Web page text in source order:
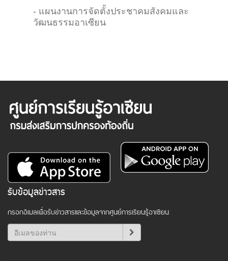
- แผนงานการจัดตั้งประชาคมสังคมและ
วัฒนธรรมอาเซียน
รับข้อมูลข่าวสาร
กรอกอีเมลเพื่อรับข่าวสารและข้อมูลจากศูนย์การเรียนรู้อาเซียน